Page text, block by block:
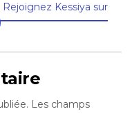
Rejoignez Kessiya sur
Les champs